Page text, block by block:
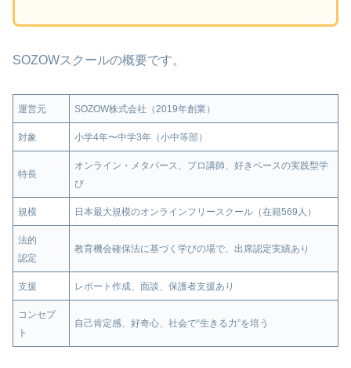
SOZOWスクールの概要です。
運営元 SOZOW株式会社（2019年創業）
対象 小学4年〜中学3年（小中等部）
特長
オンライン・メタバース、プロ講師、好きベースの実践型学
び
規模 日本最大規模のオンラインフリースクール（在籍569人）
法的
認定
教育機会確保法に基づく学びの場で、出席認定実績あり
支援 レポート作成、面談、保護者支援あり
コンセプ
ト
自己肯定感、好奇心、社会で“生きる力”を培う